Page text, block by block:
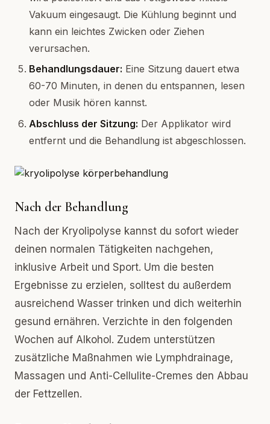
Vakuum eingesaugt. Die Kühlung beginnt und
kann ein leichtes Zwicken oder Ziehen
verursachen.
Behandlungsdauer: Eine Sitzung dauert etwa
60-70 Minuten, in denen du entspannen, lesen
oder Musik hören kannst.
Abschluss der Sitzung: Der Applikator wird
entfernt und die Behandlung ist abgeschlossen.
Nach der Behandlung
Nach der Kryolipolyse kannst du sofort wieder
deinen normalen Tätigkeiten nachgehen,
inklusive Arbeit und Sport. Um die besten
Ergebnisse zu erzielen, solltest du außerdem
ausreichend Wasser trinken und dich weiterhin
gesund ernähren. Verzichte in den folgenden
Wochen auf Alkohol. Zudem unterstützen
zusätzliche Maßnahmen wie Lymphdrainage,
Massagen und Anti-Cellulite-Cremes den Abbau
der Fettzellen.